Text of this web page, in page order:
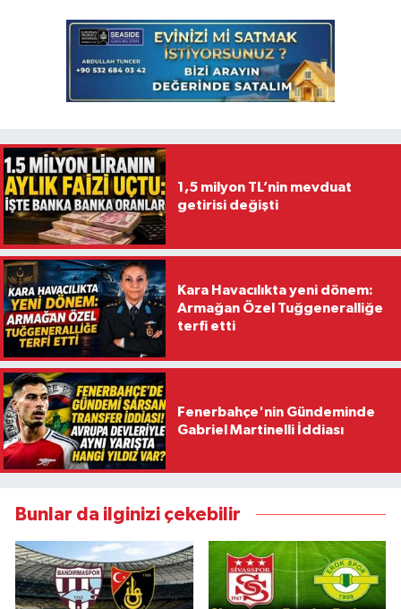
1,5 milyon TL’nin mevduat
getirisi değişti
Kara Havacılıkta yeni dönem:
Armağan Özel Tuğgeneralliğe
terfi etti
Fenerbahçe'nin Gündeminde
Gabriel Martinelli İddiası
Bunlar da ilginizi çekebilir